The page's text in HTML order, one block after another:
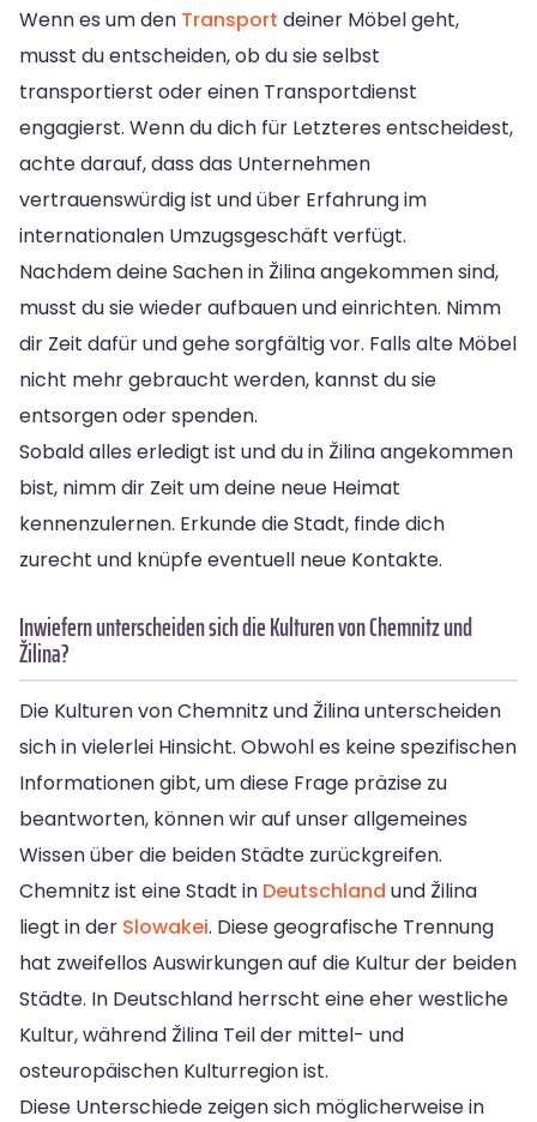
Wenn es um den Transport deiner Möbel geht,
musst du entscheiden, ob du sie selbst
transportierst oder einen Transportdienst
engagierst. Wenn du dich für Letzteres entscheidest,
achte darauf, dass das Unternehmen
vertrauenswürdig ist und über Erfahrung im
internationalen Umzugsgeschäft verfügt.
Nachdem deine Sachen in Žilina angekommen sind,
musst du sie wieder aufbauen und einrichten. Nimm
dir Zeit dafür und gehe sorgfältig vor. Falls alte Möbel
nicht mehr gebraucht werden, kannst du sie
entsorgen oder spenden.
Sobald alles erledigt ist und du in Žilina angekommen
bist, nimm dir Zeit um deine neue Heimat
kennenzulernen. Erkunde die Stadt, finde dich
zurecht und knüpfe eventuell neue Kontakte.
Inwiefern unterscheiden sich die Kulturen von Chemnitz und
Žilina?
Die Kulturen von Chemnitz und Žilina unterscheiden
sich in vielerlei Hinsicht. Obwohl es keine spezifischen
Informationen gibt, um diese Frage präzise zu
beantworten, können wir auf unser allgemeines
Wissen über die beiden Städte zurückgreifen.
Chemnitz ist eine Stadt in Deutschland und Žilina
liegt in der Slowakei. Diese geografische Trennung
hat zweifellos Auswirkungen auf die Kultur der beiden
Städte. In Deutschland herrscht eine eher westliche
Kultur, während Žilina Teil der mittel- und
osteuropäischen Kulturregion ist.
Diese Unterschiede zeigen sich möglicherweise in